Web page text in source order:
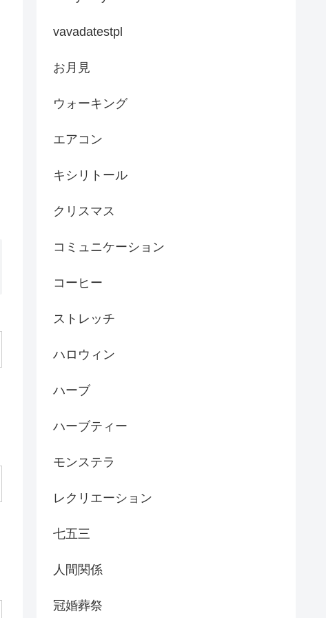
vavadatestpl
お月見
ウォーキング
エアコン
キシリトール
クリスマス
コミュニケーション
コーヒー
ストレッチ
ハロウィン
ハーブ
ハーブティー
モンステラ
レクリエーション
七五三
人間関係
冠婚葬祭